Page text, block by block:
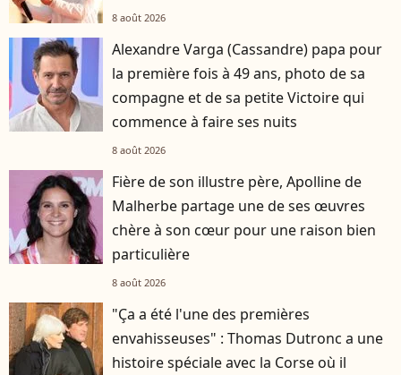
8 août 2026
Alexandre Varga (Cassandre) papa pour
la première fois à 49 ans, photo de sa
compagne et de sa petite Victoire qui
commence à faire ses nuits
8 août 2026
Fière de son illustre père, Apolline de
Malherbe partage une de ses œuvres
chère à son cœur pour une raison bien
particulière
8 août 2026
"Ça a été l'une des premières
envahisseuses" : Thomas Dutronc a une
histoire spéciale avec la Corse où il